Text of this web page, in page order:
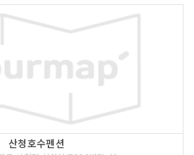
산청호수펜션